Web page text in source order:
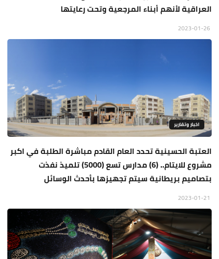
العراقية لأنهم أبناء المرجعية وتحت رعايتها
اخبار وتقارير
العتبة الحسينية تحدد العام القادم مباشرة الطلبة في اكبر
مشروع للايتام.. (6) مدارس تسع (5000) تلميذ نفذت
بتصاميم بريطانية سيتم تجهيزها بأحدث الوسائل